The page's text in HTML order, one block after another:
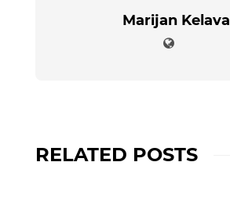
Marijan Kelava
RELATED POSTS